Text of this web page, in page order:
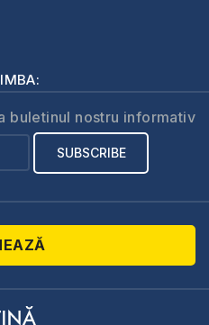
buletinul nostru informativ